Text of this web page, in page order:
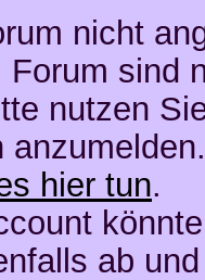
nicht
Forum sind
nutzen
hier tun.
ab